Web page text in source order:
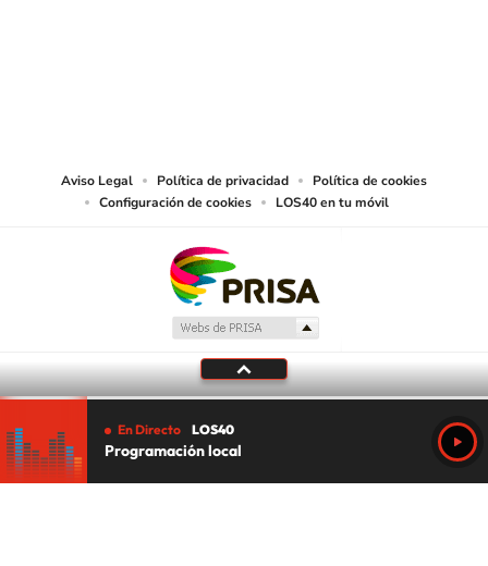
Aviso Legal Política de privacidad
Política de cookies
Configuración de cookies
LOS40 en tu móvil
En Directo LOS40
Programación local